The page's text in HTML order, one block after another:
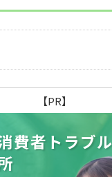
【PR】
費者トラブル